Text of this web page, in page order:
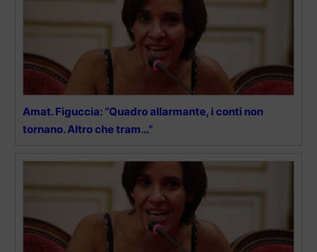
Amat. Figuccia: “Quadro allarmante, i conti non
tornano. Altro che tram…”